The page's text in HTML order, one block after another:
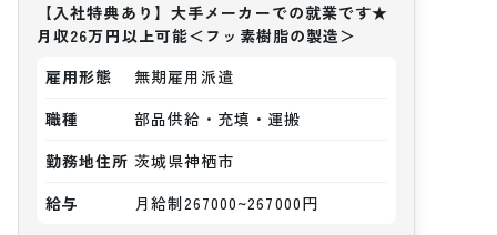
【入社特典あり】大手メーカーでの就業です★
月収26万円以上可能＜フッ素樹脂の製造＞
雇用形態
無期雇用派遣
職種
部品供給・充填・運搬
勤務地住所 茨城県神栖市
給与
月給制267000~267000円